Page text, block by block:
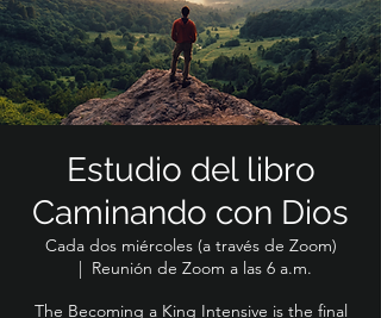
Estudio del libro
Caminando con Dios
Cada dos miércoles (a través de Zoom)
  |
Reunión de Zoom a las 6 a.m.
The Becoming a King Intensive is the final